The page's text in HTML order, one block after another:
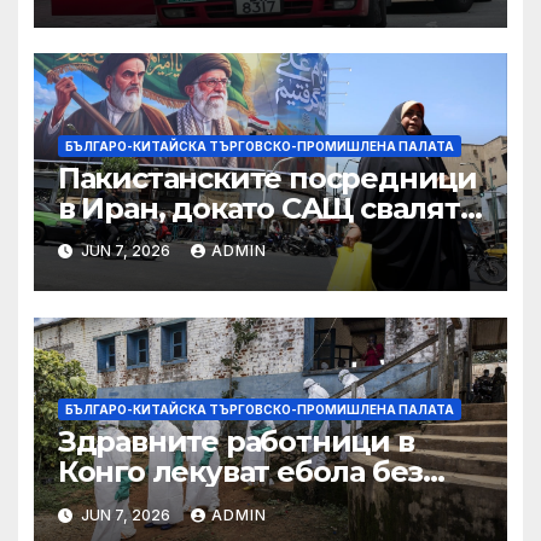
принудителен труд:
Министерство на
търговията
БЪЛГАРО-КИТАЙСКА ТЪРГОВСКО-ПРОМИШЛЕНА ПАЛАТА
Пакистанските посредници
в Иран, докато САЩ свалят
дронове, Ливан търси мир
JUN 7, 2026 ADMIN
БЪЛГАРО-КИТАЙСКА ТЪРГОВСКО-ПРОМИШЛЕНА ПАЛАТА
Здравните работници в
Конго лекуват ебола без
заплащане, докато СЗО
търси ресурси
JUN 7, 2026 ADMIN